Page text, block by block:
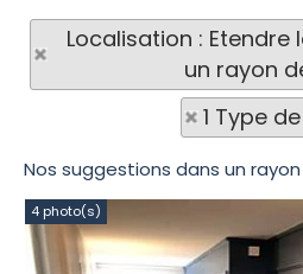
Localisation :
un rayon
1 Type
Nos suggestions dans un
4 photo(s)